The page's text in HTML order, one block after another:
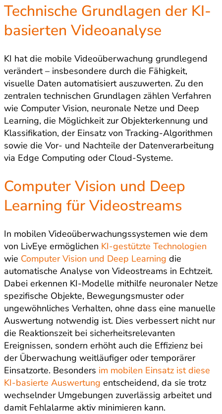
Technische Grundlagen der KI-
basierten Videoanalyse
KI hat die mobile Videoüberwachung grundlegend
verändert – insbesondere durch die Fähigkeit,
visuelle Daten automatisiert auszuwerten. Zu den
zentralen technischen Grundlagen zählen Verfahren
wie Computer Vision, neuronale Netze und Deep
Learning, die Möglichkeit zur Objekterkennung und
Klassifikation, der Einsatz von Tracking-Algorithmen
sowie die Vor- und Nachteile der Datenverarbeitung
via Edge Computing oder Cloud-Systeme.
Computer Vision und Deep
Learning für Videostreams
In mobilen Videoüberwachungssystemen wie dem
von LivEye ermöglichen KI-gestützte Technologien
wie Computer Vision und Deep Learning die
automatische Analyse von Videostreams in Echtzeit.
Dabei erkennen KI-Modelle mithilfe neuronaler Netze
spezifische Objekte, Bewegungsmuster oder
ungewöhnliches Verhalten, ohne dass eine manuelle
Auswertung notwendig ist. Dies verbessert nicht nur
die Reaktionszeit bei sicherheitsrelevanten
Ereignissen, sondern erhöht auch die Effizienz bei
der Überwachung weitläufiger oder temporärer
Einsatzorte. Besonders im mobilen Einsatz ist diese
KI-basierte Auswertung entscheidend, da sie trotz
wechselnder Umgebungen zuverlässig arbeitet und
damit Fehlalarme aktiv minimieren kann.